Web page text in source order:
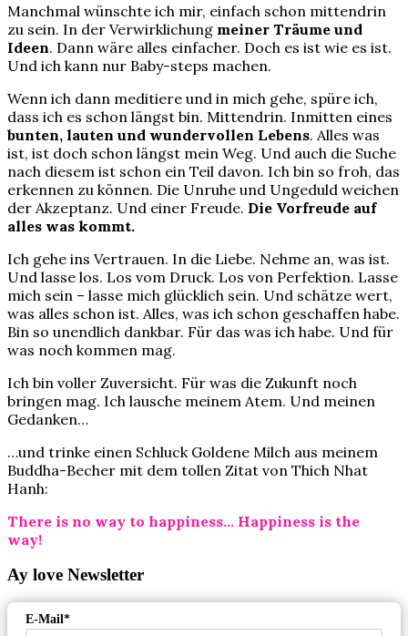
Manchmal wünschte ich mir, einfach schon mittendrin
zu sein. In der Verwirklichung meiner Träume und
Ideen. Dann wäre alles einfacher. Doch es ist wie es ist.
Und ich kann nur Baby-steps machen.
Wenn ich dann meditiere und in mich gehe, spüre ich,
dass ich es schon längst bin. Mittendrin. Inmitten eines
bunten, lauten und wundervollen Lebens. Alles was
ist, ist doch schon längst mein Weg. Und auch die Suche
nach diesem ist schon ein Teil davon. Ich bin so froh, das
erkennen zu können. Die Unruhe und Ungeduld weichen
der Akzeptanz. Und einer Freude. Die Vorfreude auf
alles was kommt.
Ich gehe ins Vertrauen. In die Liebe. Nehme an, was ist.
Und lasse los. Los vom Druck. Los von Perfektion. Lasse
mich sein – lasse mich glücklich sein. Und schätze wert,
was alles schon ist. Alles, was ich schon geschaffen habe.
Bin so unendlich dankbar. Für das was ich habe. Und für
was noch kommen mag.
Ich bin voller Zuversicht. Für was die Zukunft noch
bringen mag. Ich lausche meinem Atem. Und meinen
Gedanken…
…und trinke einen Schluck Goldene Milch aus meinem
Buddha-Becher mit dem tollen Zitat von Thich Nhat
Hanh:
There is no way to happiness… Happiness is the
way!
Ay love Newsletter
E-Mail*